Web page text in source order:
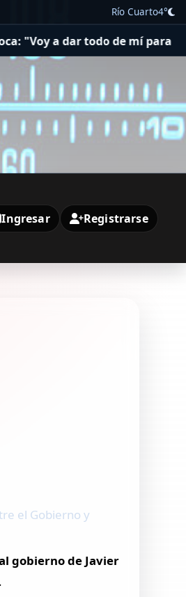
Río Cuarto4°
todo de mí para lograr
Ingresar Registrarse
el Gobierno y
gobierno de Javier